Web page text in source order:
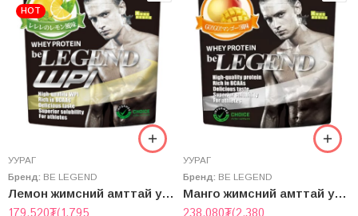
HOT
УУРАГ
Бренд: BE LEGEND
Лемон жимсний амттай уураг “be Legend” Whey Protein Isolate
УУРАГ
Бренд: BE LEGEND
Манго жимсний амттай уураг “be Legend” Whey Protein